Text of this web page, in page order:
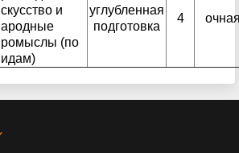
и
(по
углубленная
подготовка
4